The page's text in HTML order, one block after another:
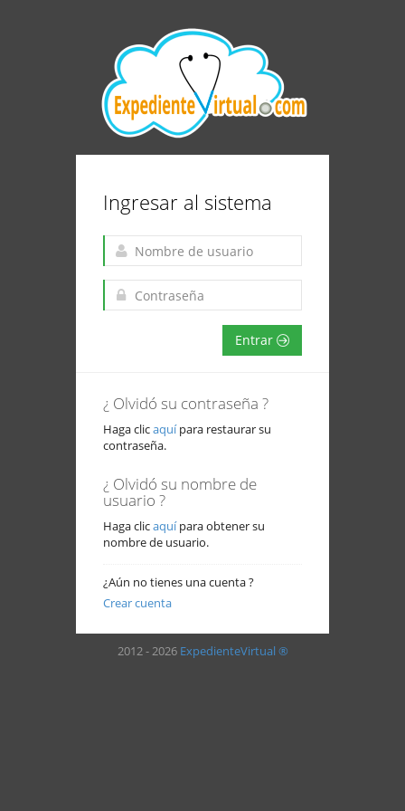
Ingresar al sistema
Entrar
¿ Olvidó su contraseña ?
Haga clicaquípara restaurar su
contraseña.
¿ Olvidó su nombre de
usuario ?
Haga clicaquípara obtener su
nombre de usuario.
¿Aún no tienes una cuenta ?
Crear cuenta
2012 - 2026 ExpedienteVirtual ®